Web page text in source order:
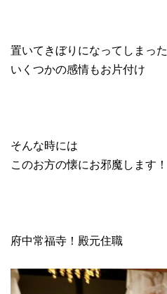
置いてきぼりになってしまった
いくつかの感情もお片付け
そんな時には
このお方の懐にお邪魔します！
府中常福寺！殿元住職